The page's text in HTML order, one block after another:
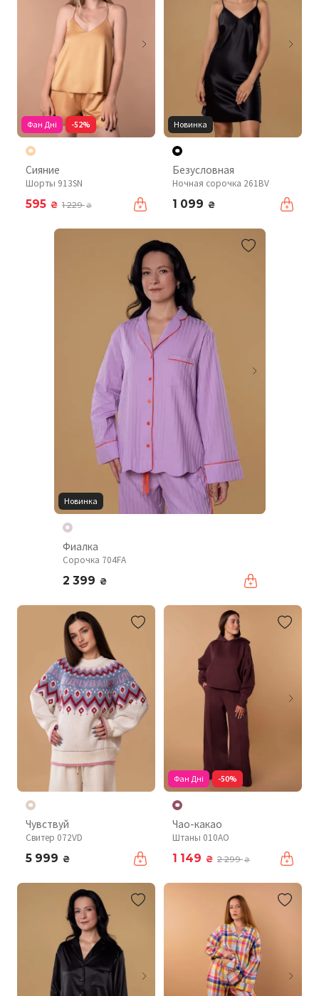
Фан Дні -52%
Сияние
Шорты 913SN
595 ₴ 1 229₴
Новинка
Безусловная
Ночная сорочка 261BV
1 099 ₴
Новинка
Фиалка
Сорочка 704FA
2 399 ₴
Чувствуй
Свитер 072VD
5 999 ₴
Фан Дні -50%
Чао-какао
Штаны 010AO
1 149 ₴ 2 299₴